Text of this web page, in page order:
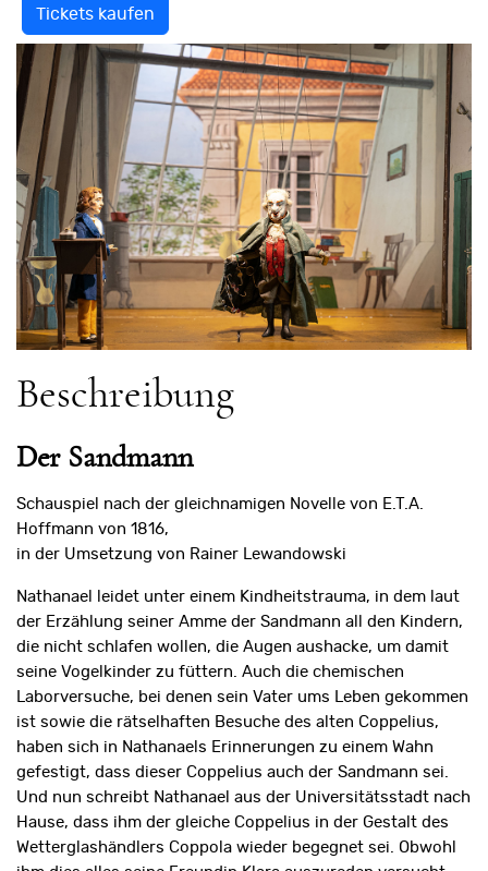
Tickets kaufen
Beschreibung
Der Sandmann
Schauspiel nach der gleichnamigen Novelle von E.T.A.
Hoffmann von 1816,
in der Umsetzung von Rainer Lewandowski
Nathanael leidet unter einem Kindheitstrauma, in dem laut
der Erzählung seiner Amme der Sandmann all den Kindern,
die nicht schlafen wollen, die Augen aushacke, um damit
seine Vogelkinder zu füttern. Auch die chemischen
Laborversuche, bei denen sein Vater ums Leben gekommen
ist sowie die rätselhaften Besuche des alten Coppelius,
haben sich in Nathanaels Erinnerungen zu einem Wahn
gefestigt, dass dieser Coppelius auch der Sandmann sei.
Und nun schreibt Nathanael aus der Universitätsstadt nach
Hause, dass ihm der gleiche Coppelius in der Gestalt des
Wetterglashändlers Coppola wieder begegnet sei. Obwohl